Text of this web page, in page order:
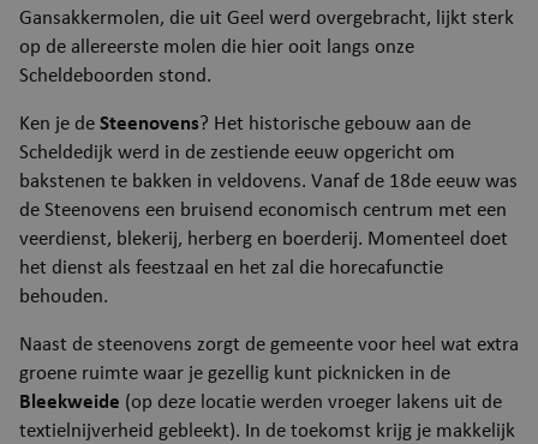
Gansakkermolen, die uit Geel werd overgebracht, lijkt sterk
op de allereerste molen die hier ooit langs onze
Scheldeboorden stond.
Ken je de Steenovens? Het historische gebouw aan de
Scheldedijk werd in de zestiende eeuw opgericht om
bakstenen te bakken in veldovens. Vanaf de 18de eeuw was
de Steenovens een bruisend economisch centrum met een
veerdienst, blekerij, herberg en boerderij. Momenteel doet
het dienst als feestzaal en het zal die horecafunctie
behouden.
Naast de steenovens zorgt de gemeente voor heel wat extra
groene ruimte waar je gezellig kunt picknicken in de
Bleekweide (op deze locatie werden vroeger lakens uit de
textielnijverheid gebleekt). In de toekomst krijg je makkelijk
__RequestVerificationToken
Microsoft Corporation
webshop.puurs-sint-
amands.be